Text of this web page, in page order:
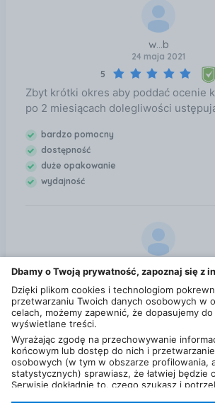
w...b
24 maja 2021
5
Zbyt krótki okres aby poddać ocenie
po 2 miesiącach dolegliwości
bardzo pomocny
dostępność
duże opakowanie
wydajność
u...4
17 lipca 2024
4,5
Dopiero zaczęłam stosować, mam na
Ufam, że efekt będzie zadowalający.
Zobacz wszystkie opinie dla Arthron
na Ceneo
Dbamy o Twoją prywatność, zapoznaj się z
Dzięki plikom cookies i technologiom
przetwarzaniu Twoich danych osobowych w
celach, możemy zapewnić, że dopasujemy do
wyświetlane treści.
Wyrażając zgodę na przechowywanie
końcowym lub dostęp do nich i
osobowych (w tym w obszarze profilowania,
statystycznych) sprawiasz, że łatwiej będzie
Serwisie dokładnie to, czego szukasz i